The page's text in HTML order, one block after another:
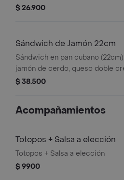
lechuga y salsa de ajo. *Producto
$ 26.900
Sándwich de Jamón 22cm
Sándwich en pan cubano
jamón de cerdo, queso doble
lechuga y salsa de ajo.
$ 38.500
Acompañamientos
Totopos + Salsa a elección
Totopos + Salsa a elección
$ 9900